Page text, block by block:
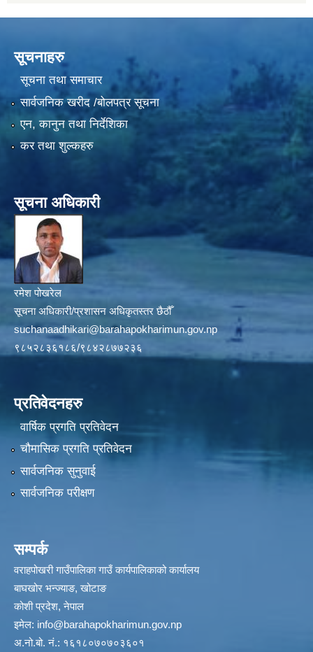
सूचनाहरु
सूचना तथा समाचार
सार्वजनिक खरीद /बोलपत्र सूचना
एन, कानुन तथा निर्देशिका
कर तथा शुल्कहरु
सूचना अधिकारी
रमेश पोखरेल
सूचना अधिकारी/प्रशासन अधिकृतस्तर छैठौँ
suchanaadhikari@barahapokharimun.gov.np
९८५२८३६१८६/९८४२८७७२३६
प्रतिवेदनहरु
वार्षिक प्रगति प्रतिवेदन
चौमासिक प्रगति प्रतिवेदन
सार्वजनिक सुनुवाई
सार्वजनिक परीक्षण
सम्पर्क
वराहपोखरी गाउँपालिका गाउँ कार्यपालिकाको कार्यालय
बाघखोर भन्ज्याङ, खोटाङ
कोशी प्रदेश, नेपाल
इमेल: info@barahapokharimun.gov.np
अ.नो.बो. नं.: १६१८०७०७०३६०१